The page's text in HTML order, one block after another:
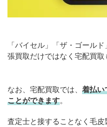
「バイセル」「ザ・ゴール
張買取だけではなく宅配買取
なお、宅配買取では、 着払い
ことができます。
査定士と接することなく毛